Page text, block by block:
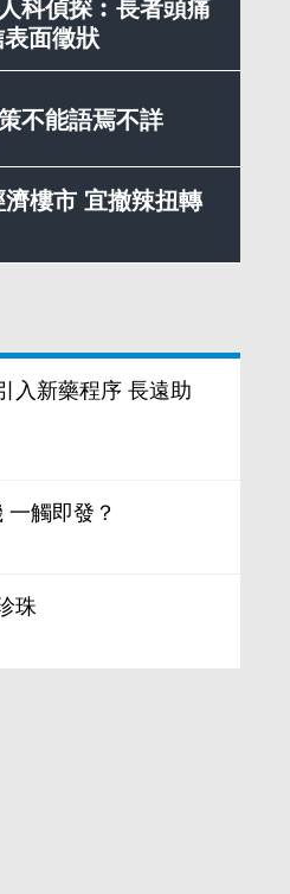
科偵探︰長者頭痛
面徵狀
不能語焉不詳
樓市 宜撤辣扭轉
入新藥程序 長遠助
一觸即發？
珠